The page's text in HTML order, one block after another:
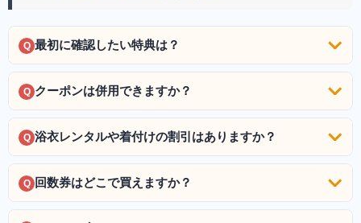
Q 最初に確認したい特典は？
Q クーポンは併用できますか？
Q 浴衣レンタルや着付けの割引はありますか？
Q 回数券はどこで買えますか？